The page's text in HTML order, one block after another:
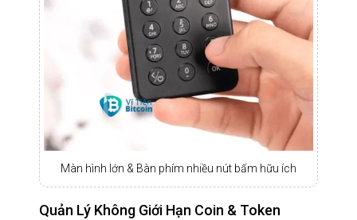
Màn hình lớn & Bàn phím nhiều nút bấm hữu ích
Quản Lý Không Giới Hạn Coin & Token